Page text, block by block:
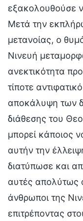
εξακολουθούσε
Μετά την
μετανοίας, ο
Νινευή
ανεκτικότητα
τίποτε
αποκάλυψη των
διάθεσης του
μπορεί κάποιος
αυτήν την
διατύπωσε και
αυτές απολύτως
άνθρωποι της
επιτρέποντας